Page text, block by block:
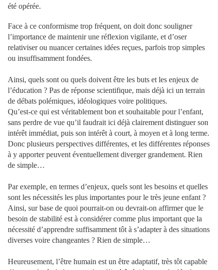
été opérée.
Face à ce conformisme trop fréquent, on doit donc souligner
l’importance de maintenir une réflexion vigilante, et d’oser
relativiser ou nuancer certaines idées reçues, parfois trop simples
ou insuffisamment fondées.
Ainsi, quels sont ou quels doivent être les buts et les enjeux de
l’éducation ? Pas de réponse scientifique, mais déjà ici un terrain
de débats polémiques, idéologiques voire politiques.
Qu’est-ce qui est véritablement bon et souhaitable pour l’enfant,
sans perdre de vue qu’il faudrait ici déjà clairement distinguer son
intérêt immédiat, puis son intérêt à court, à moyen et à long terme.
Donc plusieurs perspectives différentes, et les différentes réponses
à y apporter peuvent éventuellement diverger grandement. Rien
de simple…
Par exemple, en termes d’enjeux, quels sont les besoins et quelles
sont les nécessités les plus importantes pour le très jeune enfant ?
Ainsi, sur base de quoi pourrait-on ou devrait-on affirmer que le
besoin de stabilité est à considérer comme plus important que la
nécessité d’apprendre suffisamment tôt à s’adapter à des situations
diverses voire changeantes ? Rien de simple…
Heureusement, l’être humain est un être adaptatif, très tôt capable